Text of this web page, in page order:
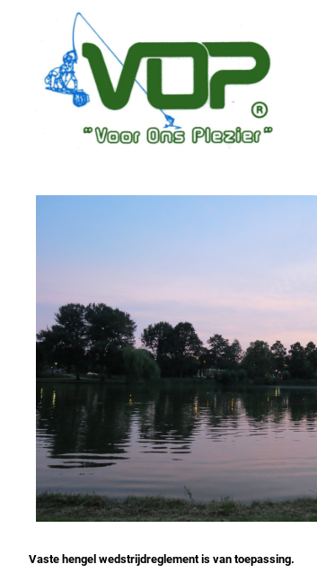
Vaste hengel wedstrijdreglement is van toepassing.